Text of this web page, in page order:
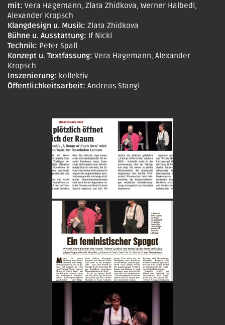
mit: Vera Hagemann, Zlata Zhidkova, Werner Halbedl,
Alexander Kropsch
Klangdesign u. Musik: Zlata Zhidkova
Bühne u. Ausstattung: If Nickl
Technik: Peter Spall
Konzept u. Textfassung: Vera Hagemann, Alexander
Kropsch
Inszenierung: kollektiv
Öffentlichkeitsarbeit: Andreas Stangl